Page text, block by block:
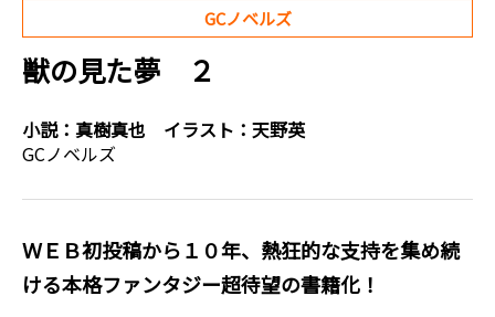
GCノベルズ
獣の見た夢 ２
小説： 真樹真也 イラスト： 天野英
GCノベルズ
ＷＥＢ初投稿から１０年、熱狂的な支持を集め続
ける本格ファンタジー超待望の書籍化！